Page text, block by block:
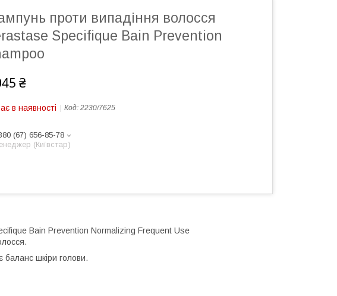
проти випадіння волосся
Specifique Bain Prevention
₴
в наявності Код: 2230/7625
(67) 656-85-78
(Київстар)
Bain Prevention Normalizing Frequent Use
баланс шкіри голови.